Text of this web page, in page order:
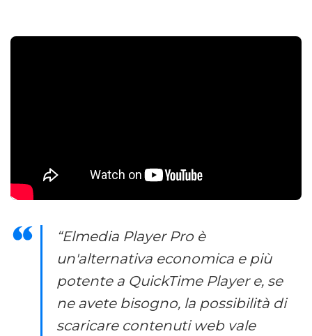
“Elmedia Player Pro è
un'alternativa economica e più
potente a QuickTime Player e, se
ne avete bisogno, la possibilità di
scaricare contenuti web vale